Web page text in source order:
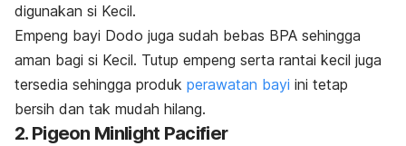
digunakan si Kecil.
Empeng bayi Dodo juga sudah bebas BPA sehingga
aman bagi si Kecil. Tutup empeng serta rantai kecil juga
tersedia sehingga produk perawatan bayi ini tetap
bersih dan tak mudah hilang.
2. Pigeon Minlight Pacifier